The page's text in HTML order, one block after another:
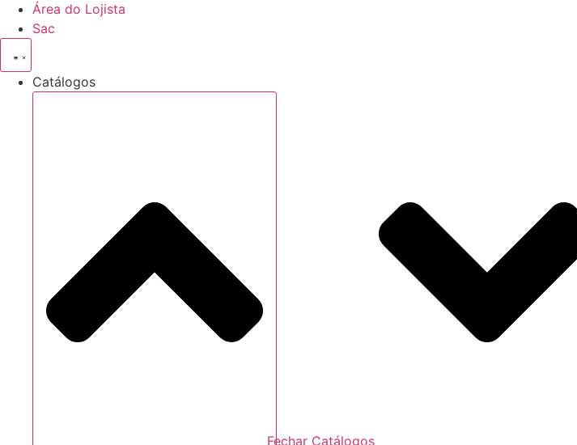
Área do Lojista
Sac
Catálogos
Fechar Catálogos